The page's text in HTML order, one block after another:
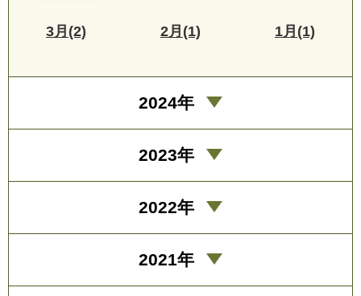
3月(2) 2月(1) 1月(1)
2024年
2023年
2022年
2021年